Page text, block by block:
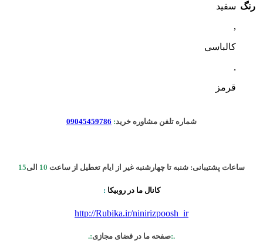
رنگ سفید
,
کالباسی
,
قرمز
شماره تلفن مشاوره خرید:
09045459786
ساعات پشتیبانی: شنبه تا چهارشنبه غیر از ایام تعطیل از ساعت 10 الی15
کانال ما در روبیکا :
http://Rubika.ir/ninirizpoosh_ir
.:صفحه ما در فضای مجازی:.